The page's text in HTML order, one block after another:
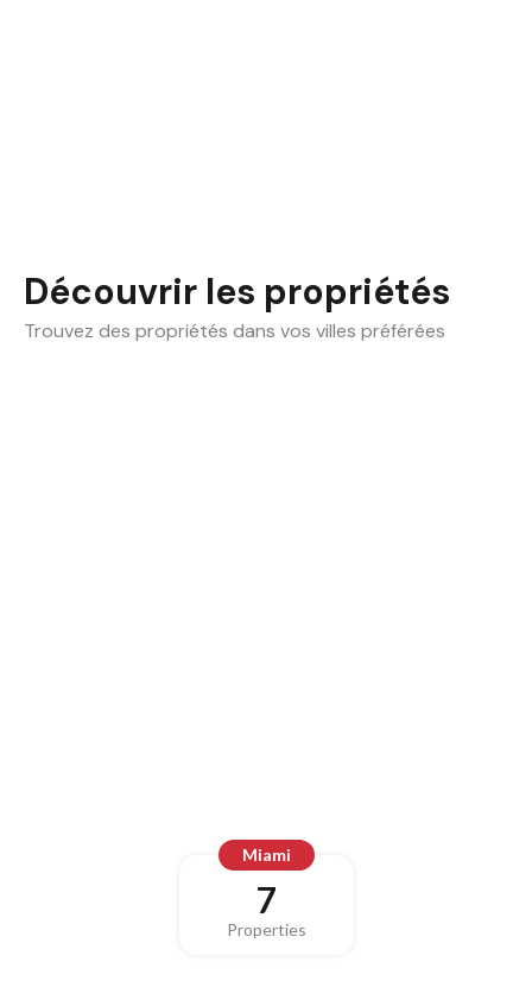
Découvrir les propriétés
Trouvez des propriétés dans vos villes préférées
Miami
7
Properties